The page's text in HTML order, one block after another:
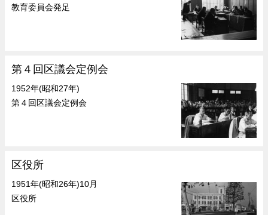
教育委員会発足
第４回区議会定例会
1952年(昭和27年)
第４回区議会定例会
区役所
1951年(昭和26年)10月
区役所